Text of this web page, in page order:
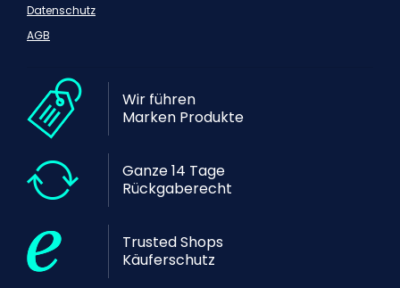
Datenschutz
AGB
Wir führen
Marken Produkte
Ganze 14 Tage
Rückgaberecht
Trusted Shops
Käuferschutz